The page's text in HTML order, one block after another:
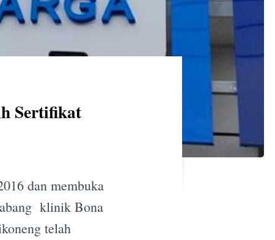
Sertifikat
dan membuka
klinik Bona
telah